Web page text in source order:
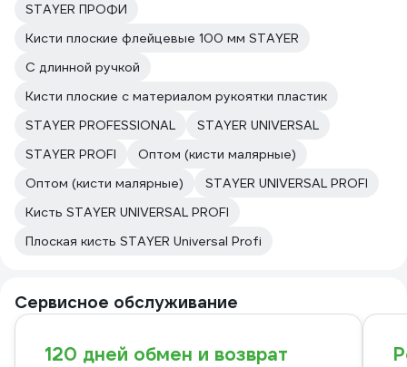
STAYER ПРОФИ
Кисти плоские флейцевые 100 мм STAYER
С длинной ручкой
Кисти плоские с материалом рукоятки пластик
STAYER PROFESSIONAL
STAYER UNIVERSAL
STAYER PROFI
Оптом (кисти малярные)
Оптом (кисти малярные)
STAYER UNIVERSAL PROFI
Кисть STAYER UNIVERSAL PROFI
Плоская кисть STAYER Universal Profi
Сервисное обслуживание
120 дней обмен и возврат